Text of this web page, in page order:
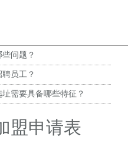
问题？
员工？
需要具备哪些特征？
盟申请表